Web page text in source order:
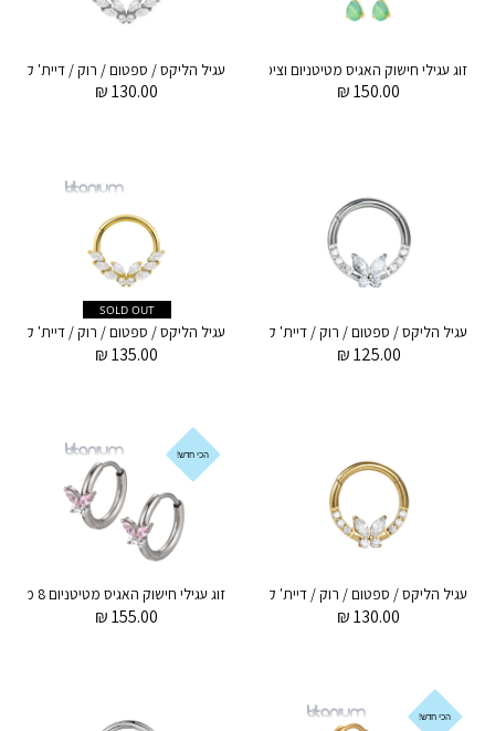
150.00
₪
130.00
₪
125.00
₪
SOLD OUT
135.00
₪
עגיל הליקס / ספטום / רוק / דיית' קליקר מטיטניום וציפוי זהב 1.2 * 8 מ"מ פרפר עם קריסטלים לבנים
130.00
₪
הכי חדש!
155.00
₪
הכי חדש!